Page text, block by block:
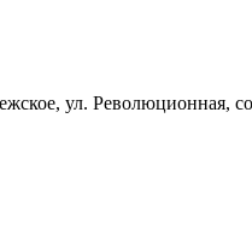
ул. Революционная,